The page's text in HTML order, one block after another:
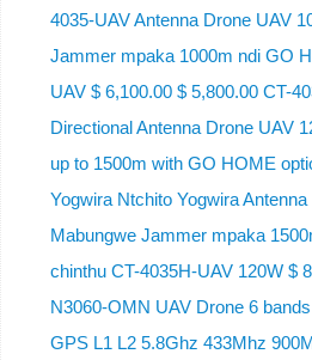
4035-UAV Antenna Drone UAV
Jammer mpaka 1000m ndi GO
UAV $ 6,100.00 $ 5,800.00 CT-
Directional Antenna Drone UAV
up to 1500m with GO HOME
Yogwira Ntchito Yogwira
Mabungwe Jammer mpaka
chinthu CT-4035H-UAV 120W $
N3060-OMN UAV Drone 6
GPS L1 L2 5.8Ghz 433Mhz